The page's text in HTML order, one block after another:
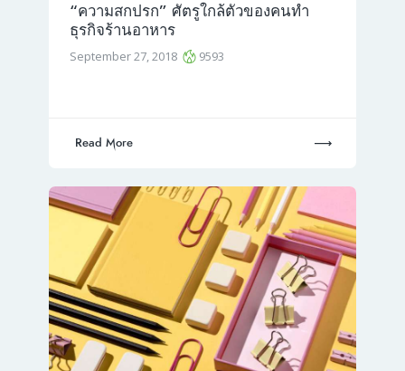
“ความสกปรก” ศัตรูใกล้ตัวของคนทำ
ธุรกิจร้านอาหาร
September 27, 2018 9593
Read More